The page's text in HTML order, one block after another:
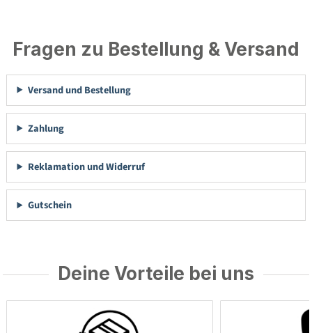
Fragen zu Bestellung & Versand
Versand und Bestellung
Zahlung
Reklamation und Widerruf
Gutschein
Deine Vorteile bei uns